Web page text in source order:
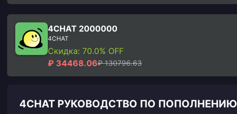
4CHAT 2000000
4CHAT
Скидка: 70.0% OFF
₽ 34468.06₽ 130796.63
4CHAT РУКОВОДСТВО ПО ПОПОЛНЕНИЮ